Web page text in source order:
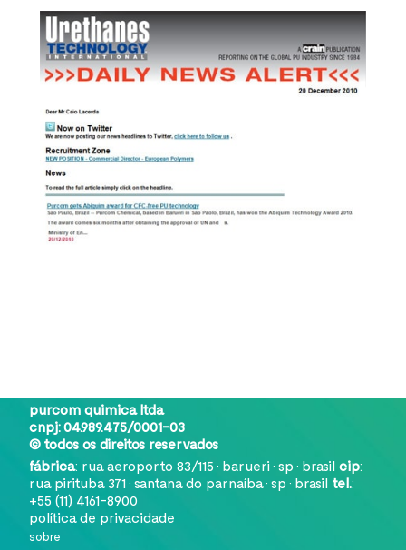
purcom quimica ltda
cnpj:04.989.475/0001-03
© todos os direitos reservados
fábrica: rua aeroporto 83/115 • barueri • sp • brasil cip:
rua pirituba 371 • santana do parnaíba • sp • brasil tel.:
+55 (11) 4161-8900
política de privacidade
sobre